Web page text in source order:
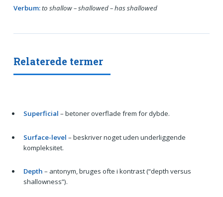
Verbum:to shallow – shallowed – has shallowed
Relaterede termer
Superficial – betoner overflade frem for dybde.
Surface-level – beskriver noget uden underliggende
kompleksitet.
Depth – antonym, bruges ofte i kontrast (“depth versus
shallowness”).